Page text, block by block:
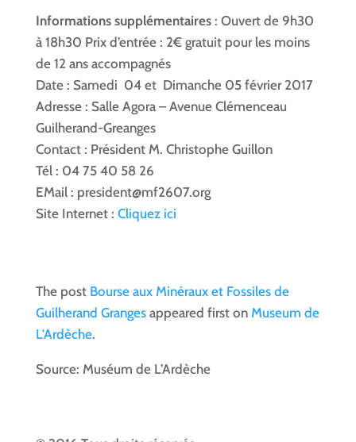
Informations supplémentaires: Ouvert de 9h30
à 18h30 Prix d’entrée : 2€ gratuit pour les moins
de 12 ans accompagnés
Date : Samedi 04 et Dimanche 05 février 2017
Adresse : Salle Agora – Avenue Clémenceau
Guilherand-Greanges
Contact : Président M. Christophe Guillon
Tél : 04 75 40 58 26
EMail : president@mf2607.org
Site Internet : Cliquez ici
The post Bourse aux Minéraux et Fossiles de
Guilherand Grangesappeared first on Museum de
L'Ardèche.
Source: Muséum de L’Ardèche